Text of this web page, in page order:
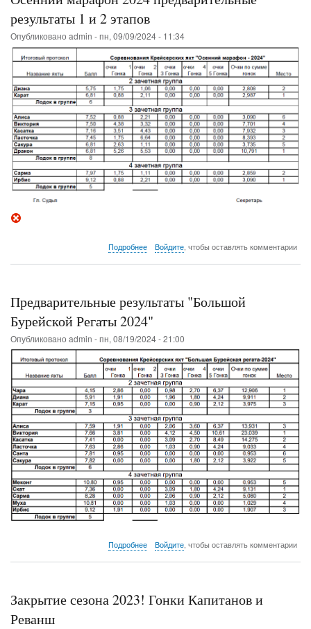
гонки
результаты 1 и 2 этапов
Опубликовано admin -пн, 09/09/2024 - 11:34
Подробнеео
результаты
1
2
этапов
Войдите, чтобы оставлять комментарии
Предварительные результаты "Большой
Бурейской Регаты 2024"
Опубликовано admin -пн, 08/19/2024 - 21:00
Подробнеео
Регаты
Войдите, чтобы оставлять комментарии
Закрытие сезона 2023! Гонки Капитанов и
Реванш